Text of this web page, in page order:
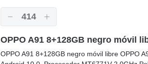
414
OPPO A91 8+128GB negro móvil
OPPO A91 8+128GB negro móvil libre OPPO